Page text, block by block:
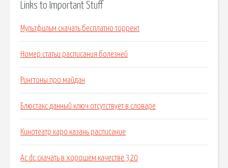
Links to Important Stuff
Мультфильм скачать бесплатно торрент
Номер статьи расписания болезней
Рингтоны про майдан
Блюстакс данный ключ отсутствует в словаре
Кинотеатр каро казань расписание
Ac dc скачать в хорошем качестве 320